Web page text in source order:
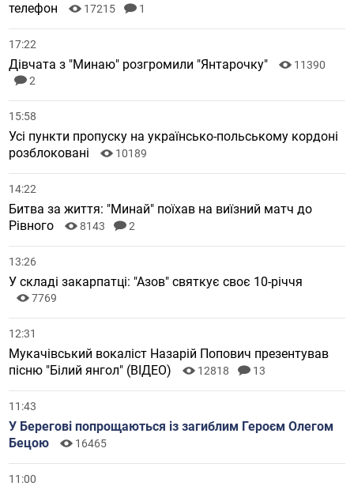
телефон 17215 1
17:22
Дівчата з "Минаю" розгромили "Янтарочку"
11390
2
15:58
Усі пункти пропуску на українсько-польському кордоні
розблоковані
10189
14:22
Битва за життя: "Минай" поїхав на виїзний матч до
Рівного
8143 2
13:26
У складі закарпатці: "Азов" святкує своє 10-річчя
7769
12:31
Мукачівський вокаліст Назарій Попович презентував
пісню "Білий янгол" (ВІДЕО)
12818 13
11:43
У Берегові попрощаються із загиблим Героєм Олегом
Бецою
16465
11:00